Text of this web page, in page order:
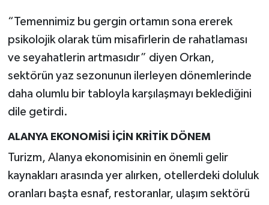
“Temennimiz bu gergin ortamın sona ererek
psikolojik olarak tüm misafirlerin de rahatlaması
ve seyahatlerin artmasıdır” diyen Orkan,
sektörün yaz sezonunun ilerleyen dönemlerinde
daha olumlu bir tabloyla karşılaşmayı beklediğini
dile getirdi.
ALANYA EKONOMİSİ İÇİN KRİTİK DÖNEM
Turizm, Alanya ekonomisinin en önemli gelir
kaynakları arasında yer alırken, otellerdeki doluluk
oranları başta esnaf, restoranlar, ulaşım sektörü